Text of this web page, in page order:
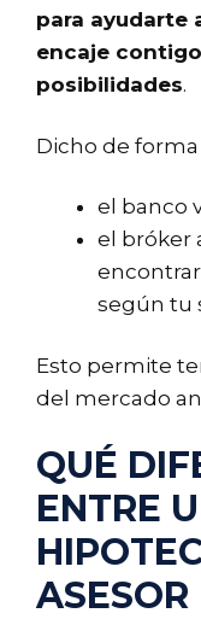
para ayudarte
encaje
posibilidades.
Dicho de
el banco
el bróker
según tu
Esto permite
del mercado
QUÉ
ENTRE